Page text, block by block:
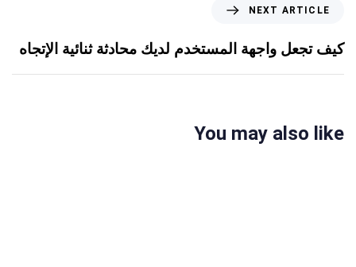
NEXT ARTICLE
كيف تجعل واجهة المستخدم لديك محادثة ثنائية الإتجاه
You may also like